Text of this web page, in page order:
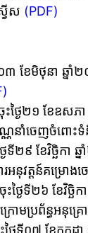
វីស (PDF)
ខែមិថុនា ឆ្នាំ
២១ ខែឧសភា ឆ្
ណ្ណនាំចេញចំព
ខែវិច្ឆិកា ឆ្
រអនុវត្តន៍គម្រោ
ទី២៦ ខែវិច្ឆិក
មប្រព័ន្ធអនុគ្រោ
ទី០៧ ខែកក្កដ